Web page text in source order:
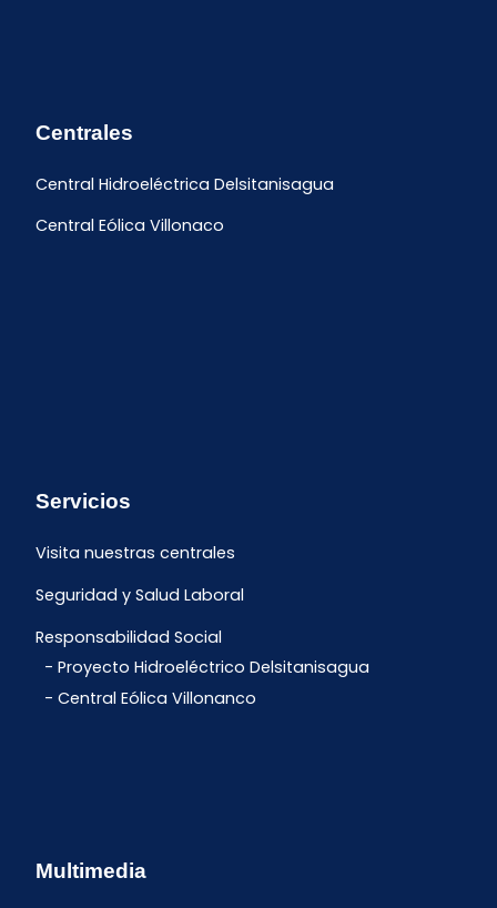
Centrales
Central Hidroeléctrica Delsitanisagua
Central Eólica Villonaco
Servicios
Visita nuestras centrales
Seguridad y Salud Laboral
Responsabilidad Social
Proyecto Hidroeléctrico Delsitanisagua
Central Eólica Villonanco
Multimedia